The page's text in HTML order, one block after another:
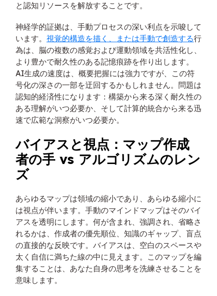
と認知リソースを解放することです。
神経学的証拠は、手動プロセスの深い利点を示唆して
います。 視覚的構造を描く、または手動で創造する行
為は、脳の複数の感覚および運動領域を共活性化し、
より豊かで耐久性のある記憶痕跡を作り出します。
AI生成の速度は、概要把握には強力ですが、この符
号化の深さの一部を迂回するかもしれません。問題は
認知的経済性になります：構築から来る深く耐久性の
ある理解がいつ必要か、そして計算的統合から来る迅
速で広範な洞察がいつ必要か。
バイアスと視点：マップ作成
者の手 vs アルゴリズムのレン
ズ
あらゆるマップは領域の縮小であり、あらゆる縮小に
は視点が伴います。手動のマインドマップはそのバイ
アスを透明にします。何が含まれ、強調され、省略さ
れるかは、作成者の優先順位、知識のギャップ、盲点
の直接的な反映です。バイアスは、空白のスペースや
太く自信に満ちた線の中に見えます。このマップを編
集することは、あなた自身の思考を洗練させることを
意味します。